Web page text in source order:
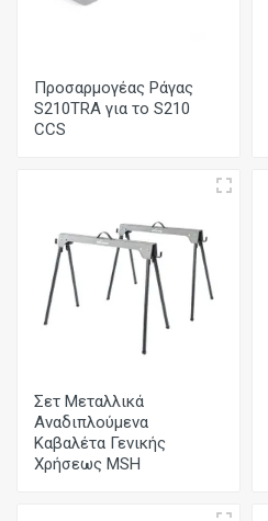
Προσαρμογέας Ράγας
S210TRA για το S210
CCS
Σετ Μεταλλικά
Αναδιπλούμενα
Καβαλέτα Γενικής
Χρήσεως MSH